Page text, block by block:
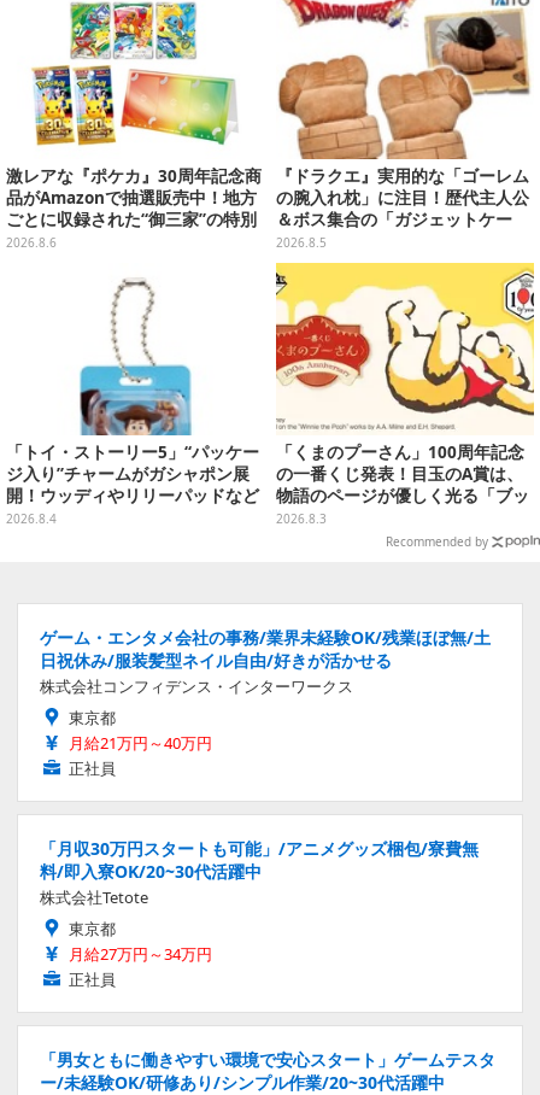
激レアな『ポケカ』30周年記念商
品がAmazonで抽選販売中！地方
ごとに収録された“御三家”の特別
カード
2026.8.6
『ドラクエ』実用的な「ゴーレム
の腕入れ枕」に注目！歴代主人公
＆ボス集合の「ガジェットケー
ス」ほか9プライズが8月順次展開
2026.8.5
「トイ・ストーリー5」“パッケー
ジ入り”チャームがガシャポン展
開！ウッディやリリーパッドなど
全5種、裏面はキャラクターごと
2026.8.4
「くまのプーさん」100周年記念
の一番くじ発表！目玉のA賞は、
物語のページが優しく光る「ブッ
クシェイプドライト」
2026.8.3
Recommended by
ゲーム・エンタメ会社の事務/業界未経験OK/残業ほぼ無/土
日祝休み/服装髪型ネイル自由/好きが活かせる
株式会社コンフィデンス・インターワークス
東京都
月給21万円～40万円
正社員
「月収30万円スタートも可能」/アニメグッズ梱包/寮費無
料/即入寮OK/20~30代活躍中
株式会社Tetote
東京都
月給27万円～34万円
正社員
「男女ともに働きやすい環境で安心スタート」ゲームテスタ
ー/未経験OK/研修あり/シンプル作業/20~30代活躍中